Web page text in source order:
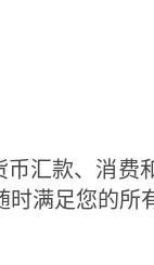
汇款、消费
满足您的所